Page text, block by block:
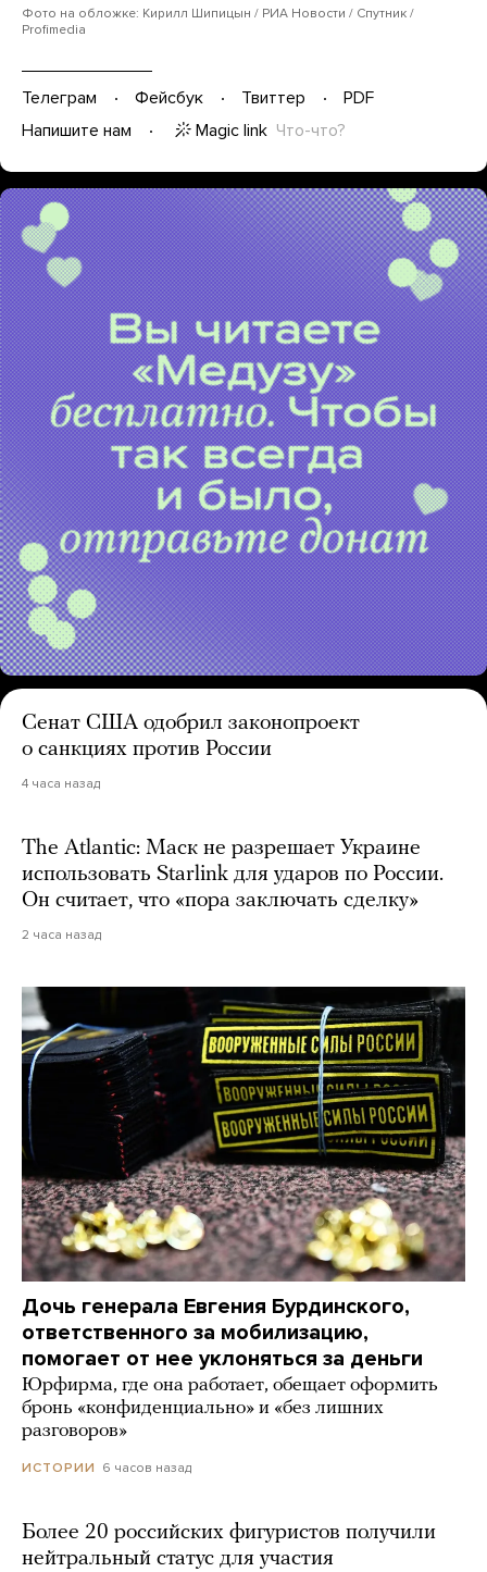
Фото на обложке: Кирилл Шипицын / РИА Новости / Спутник /
Profimedia
Телеграм Фейсбук Твиттер
PDF
Напишите нам
Magic link Что-что?
Сенат США одобрил законопроект
о санкциях против России
4 часа назад
The Atlantic: Маск не разрешает Украине
использовать Starlink для ударов по России.
Он считает, что «пора заключать сделку»
2 часа назад
Дочь генерала Евгения Бурдинского,
ответственного за мобилизацию,
помогает от нее уклоняться за деньги
Юрфирма, где она работает, обещает оформить
бронь «конфиденциально» и «без лишних
разговоров»
ИСТОРИИ 6 часов назад
Более 20 российских фигуристов получили
нейтральный статус для участия